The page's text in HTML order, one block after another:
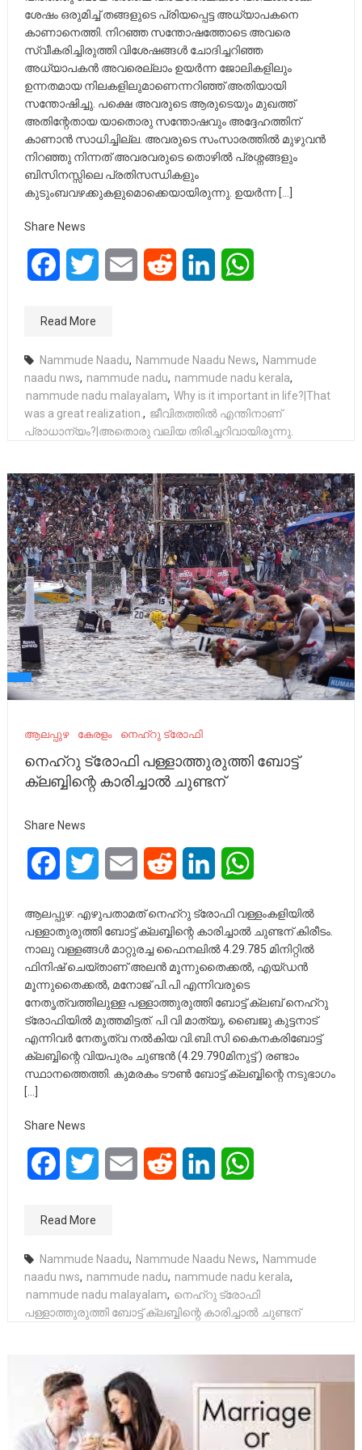
ശേഷം ഒരുമിച്ച്‌ തങ്ങളുടെ പ്രിയപ്പെട്ട അധ്യാപകനെ
കാണാനെത്തി. നിറഞ്ഞ സന്തോഷത്തോടെ അവരെ
സ്വീകരിച്ചിരുത്തി വിശേഷങ്ങൾ ചോദിച്ചറിഞ്ഞ
അധ്യാപകൻ അവരെല്ലാം ഉയർന്ന ജോലികളിലും
ഉന്നതമായ നിലകളിലുമാണെന്നറിഞ്ഞ്‌ അതിയായി
സന്തോഷിച്ചു. പക്ഷെ അവരുടെ ആരുടെയും മുഖത്ത്‌
അതിന്റേതായ യാതൊരു സന്തോഷവും അദ്ദേഹത്തിന്‌
കാണാൻ സാധിച്ചില്ല. അവരുടെ സംസാരത്തിൽ മുഴുവൻ
നിറഞ്ഞു നിന്നത്‌ അവരവരുടെ തൊഴിൽ പ്രശ്നങ്ങളും
ബിസിനസ്സിലെ പ്രതിസന്ധികളും
കുടുംബവഴക്കുകളുമൊക്കെയായിരുന്നു. ഉയർന്ന […]
Share News
FacebookTwitter Email Reddit LinkedIn
Read More
Nammude Naadu, Nammude Naadu News, Nammude
naadu nws, nammude nadu, nammude nadu kerala,
nammude nadu malayalam, Why is it important in life?|That
was a great realization., ജീവിതത്തിൽ എന്തിനാണ്‌
പ്രാധാന്യം?|അതൊരു വലിയ തിരിച്ചറിവായിരുന്നു.
ആലപ്പുഴ കേരളം നെഹ്‌റു ട്രോഫി
നെഹ്‌റു ട്രോഫി പള്ളാത്തുരുത്തി ബോട്ട്
ക്ലബ്ബിന്റെ കാരിച്ചാല്‍ ചുണ്ടന്
Share News
FacebookTwitter Email Reddit LinkedIn
ആലപ്പുഴ: എഴുപതാമത് നെഹ്‌റു ട്രോഫി വള്ളംകളിയില്‍
പള്ളാതുരുത്തി ബോട്ട് ക്ലബ്ബിന്റെ കാരിച്ചാല്‍ ചുണ്ടന് കിരീടം.
നാലു വള്ളങ്ങള്‍ മാറ്റുരച്ച ഫൈനലില്‍ 4.29.785 മിനിറ്റില്‍
ഫിനിഷ് ചെയ്താണ് അലന്‍ മൂന്നുതൈക്കല്‍, എയ്ഡന്‍
മൂന്നുതൈക്കല്‍, മനോജ് പി.പി എന്നിവരുടെ
നേതൃത്വത്തിലുള്ള പള്ളാത്തുരുത്തി ബോട്ട് ക്ലബ് നെഹ്‌റു
ട്രോഫിയില്‍ മുത്തമിട്ടത്. പി വി മാത്യു, ബൈജു കുട്ടനാട്
എന്നിവര്‍ നേതൃത്വ നല്‍കിയ വി.ബി.സി കൈനകരിബോട്ട്
ക്ലബ്ബിന്റെ വിയപുരം ചുണ്ടന്‍ (4.29.790മിനുട്ട് ) രണ്ടാം
സ്ഥാനത്തെത്തി. കുമരകം ടൗണ്‍ ബോട്ട് ക്ലബ്ബിന്റെ നടുഭാഗം
[…]
Share News
FacebookTwitter Email Reddit LinkedIn
Read More
Nammude Naadu, Nammude Naadu News, Nammude
naadu nws, nammude nadu, nammude nadu kerala,
nammude nadu malayalam, നെഹ്‌റു ട്രോഫി
പള്ളാത്തുരുത്തി ബോട്ട് ക്ലബ്ബിന്റെ കാരിച്ചാല്‍ ചുണ്ടന്